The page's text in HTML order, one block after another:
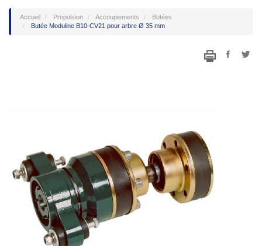
Accueil Propulsion Accouplements
Butées
Butée Moduline B10-CV21 pour arbre Ø 35 mm